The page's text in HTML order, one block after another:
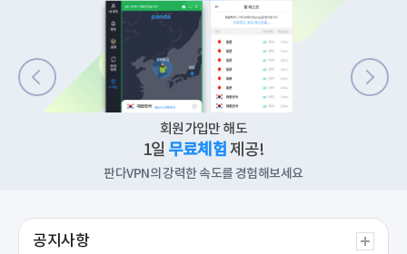
회원가입만 해도
1일 무료체험제공!
판다VPN의 강력한 속도를 경험해보세요
공지사항